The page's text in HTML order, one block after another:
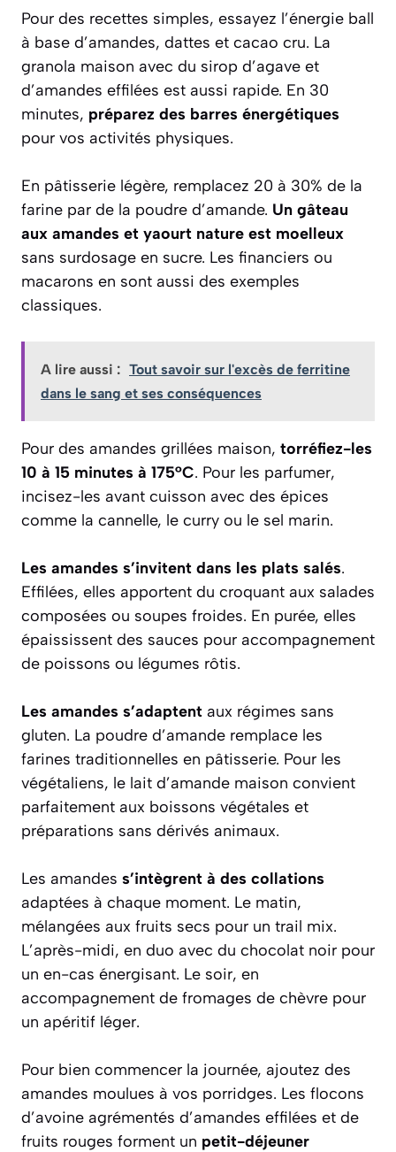
Pour des recettes simples, essayez l’énergie ball
à base d’amandes, dattes et cacao cru. La
granola maison avec du sirop d’agave et
d’amandes effilées est aussi rapide. En 30
minutes, préparez des barres énergétiques
pour vos activités physiques.
En pâtisserie légère, remplacez 20 à 30% de la
farine par de la poudre d’amande. Un gâteau
aux amandes et yaourt nature est moelleux
sans surdosage en sucre. Les financiers ou
macarons en sont aussi des exemples
classiques.
A lire aussi : Tout savoir sur l'excès de ferritine
dans le sang et ses conséquences
Pour des amandes grillées maison, torréfiez-les
10 à 15 minutes à 175°C. Pour les parfumer,
incisez-les avant cuisson avec des épices
comme la cannelle, le curry ou le sel marin.
Les amandes s’invitent dans les plats salés.
Effilées, elles apportent du croquant aux salades
composées ou soupes froides. En purée, elles
épaississent des sauces pour accompagnement
de poissons ou légumes rôtis.
Les amandes s’adaptent aux régimes sans
gluten. La poudre d’amande remplace les
farines traditionnelles en pâtisserie. Pour les
végétaliens, le lait d’amande maison convient
parfaitement aux boissons végétales et
préparations sans dérivés animaux.
Les amandes s’intègrent à des collations
adaptées à chaque moment. Le matin,
mélangées aux fruits secs pour un trail mix.
L’après-midi, en duo avec du chocolat noir pour
un en-cas énergisant. Le soir, en
accompagnement de fromages de chèvre pour
un apéritif léger.
Pour bien commencer la journée, ajoutez des
amandes moulues à vos porridges. Les flocons
d’avoine agrémentés d’amandes effilées et de
fruits rouges forment un petit-déjeuner